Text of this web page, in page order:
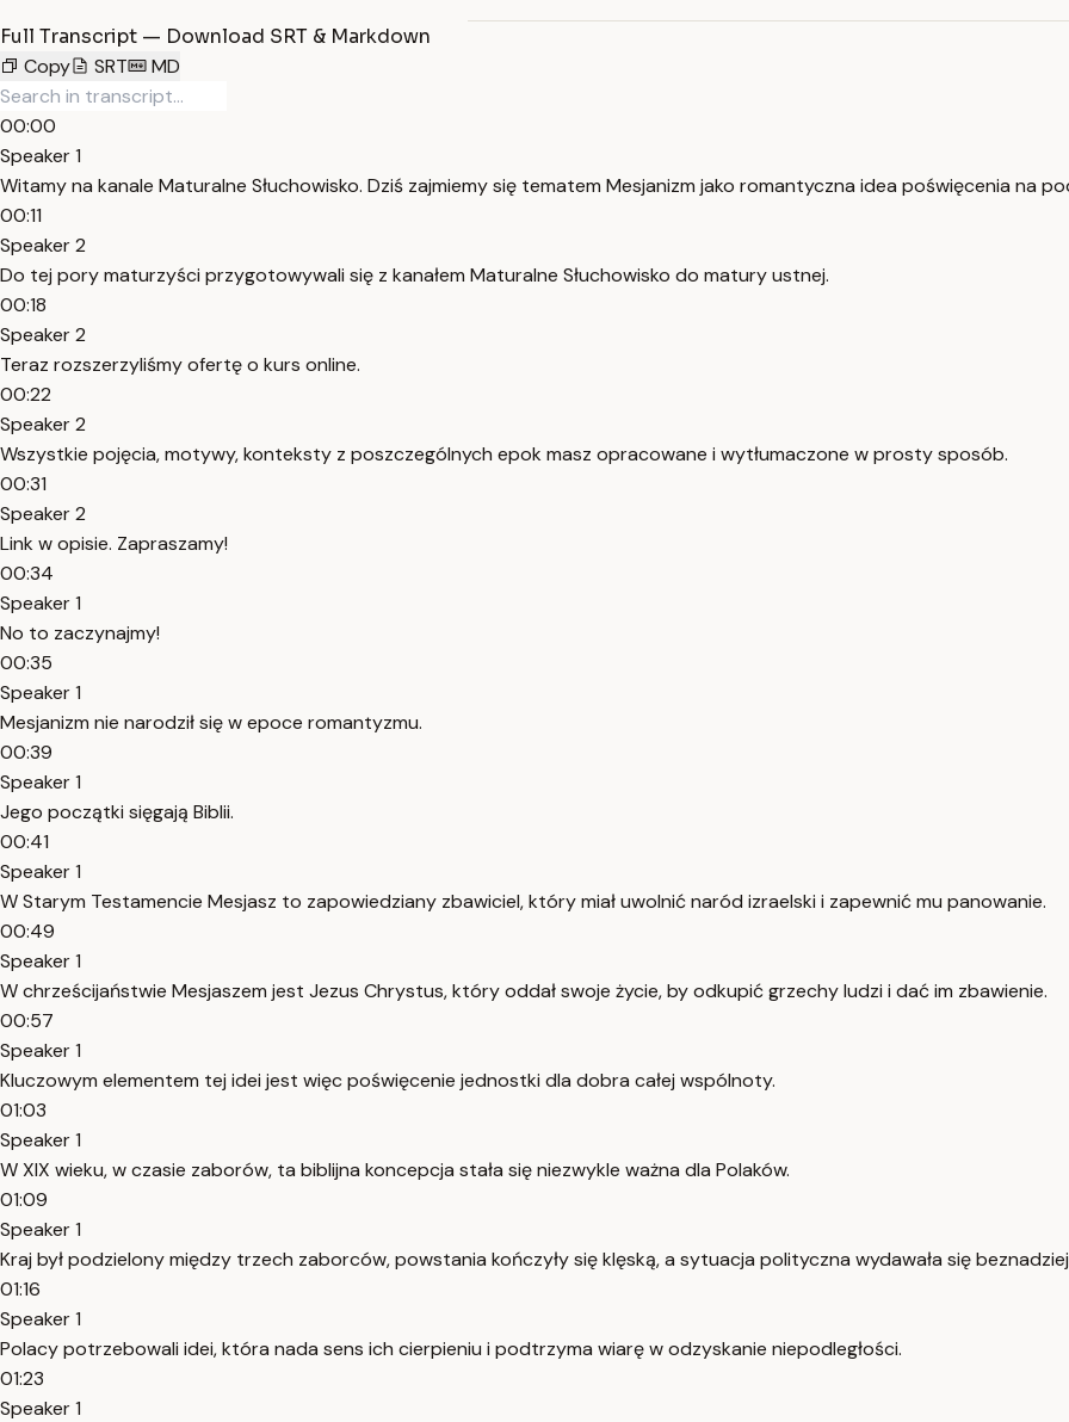
Full Transcript — Download SRT & Markdown
Copy
SRT MD
00:00
Speaker 1
Witamy na kanale Maturalne Słuchowisko. Dziś zajmiemy się tematem Mesjanizm jako romantyczna idea poświęcenia na
00:11
Speaker 2
Do tej pory maturzyści przygotowywali się z kanałem Maturalne Słuchowisko do matury ustnej.
00:18
Speaker 2
Teraz rozszerzyliśmy ofertę o kurs online.
00:22
Speaker 2
Wszystkie pojęcia, motywy, konteksty z poszczególnych epok masz opracowane i wytłumaczone w prosty sposób.
00:31
Speaker 2
Link w opisie. Zapraszamy!
00:34
Speaker 1
No to zaczynajmy!
00:35
Speaker 1
Mesjanizm nie narodził się w epoce romantyzmu.
00:39
Speaker 1
Jego początki sięgają Biblii.
00:41
Speaker 1
W Starym Testamencie Mesjasz to zapowiedziany zbawiciel, który miał uwolnić naród izraelski i zapewnić mu panowanie.
00:49
Speaker 1
W chrześcijaństwie Mesjaszem jest Jezus Chrystus, który oddał swoje życie, by odkupić grzechy ludzi i dać im zbawienie.
00:57
Speaker 1
Kluczowym elementem tej idei jest więc poświęcenie jednostki dla dobra całej wspólnoty.
01:03
Speaker 1
W XIX wieku, w czasie zaborów, ta biblijna koncepcja stała się niezwykle ważna dla Polaków.
01:09
Speaker 1
Kraj był podzielony między trzech zaborców, powstania kończyły się klęską, a sytuacja polityczna wydawała się
01:16
Speaker 1
Polacy potrzebowali idei, która nada sens ich cierpieniu i podtrzyma wiarę w odzyskanie niepodległości.
01:23
Speaker 1